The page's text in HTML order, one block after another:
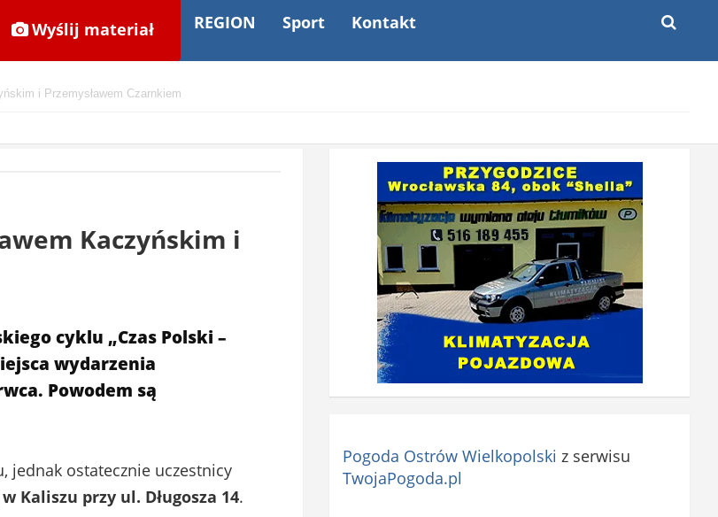
Wyślij materiał REGION Sport Kontakt
i Przemysławem Czarnkiem
Kaczyńskim i
cyklu „Czas Polski –
wydarzenia
Powodem są
jednak ostatecznie uczestnicy
Kaliszu przy ul. Długosza 14.
Pogoda Ostrów Wielkopolski z serwisu
TwojaPogoda.pl